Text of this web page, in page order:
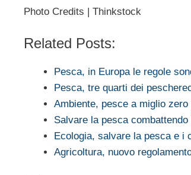
Photo Credits | Thinkstock
Related Posts:
Pesca, in Europa le regole
Pesca, tre quarti dei
Ambiente, pesce a miglio
Salvare la pesca
Ecologia, salvare la pesca e i
Agricoltura, nuovo